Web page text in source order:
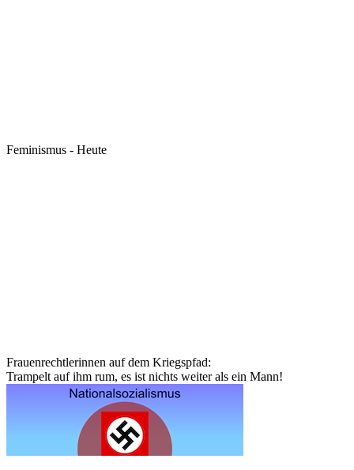
Feminismus - Heute
Frauenrechtlerinnen auf dem Kriegspfad:
Trampelt auf ihm rum, es ist nichts weiter als ein Mann!